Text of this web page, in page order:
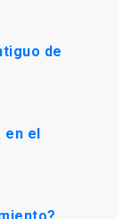
de
en el